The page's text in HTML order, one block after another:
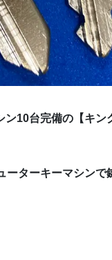
10台完備の【キン
ターキーマシンで